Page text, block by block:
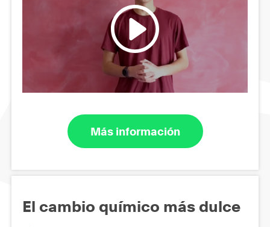
Más información
El cambio químico más dulce